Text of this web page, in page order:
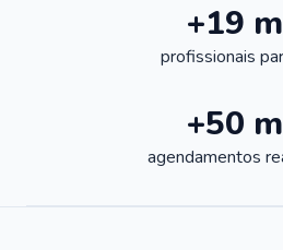
+19
profissionais
+50
agendamentos